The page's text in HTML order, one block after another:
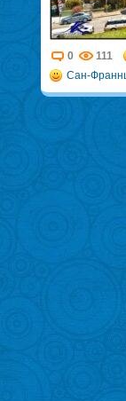
0 111
Сан-